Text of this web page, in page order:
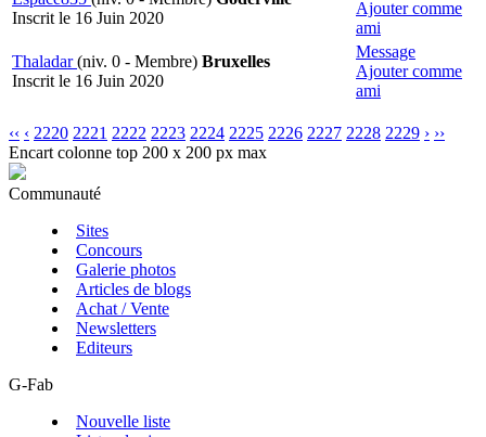
Inscrit le 16 Juin 2020
Ajouter comme
ami
Thaladar(niv. 0 - Membre) Bruxelles
Inscrit le 16 Juin 2020
Message
Ajouter comme
ami
‹‹ ‹ 2220 2221 2222 2223 2224 2225 2226 2227 2228 2229 › ››
Encart colonne top 200 x 200 px max
Communauté
Sites
Concours
Galerie photos
Articles de blogs
Achat / Vente
Newsletters
Editeurs
G-Fab
Nouvelle liste